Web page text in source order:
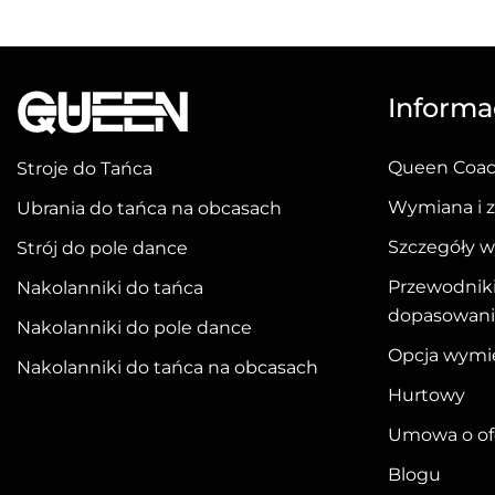
wiele
Opcje
można
wybrać
na
produktu
wiele
Opcje
wybrać
na
produktu
Stroje do Tańca
Ubrania do tańca na obcasach
Strój do pole dance
Nakolanniki do tańca
Nakolanniki do pole dance
Nakolanniki do tańca na obcasach
Queen
Wymiana i
Szczegóły
Opcja
Hurtowy
Umowa o
Blogu